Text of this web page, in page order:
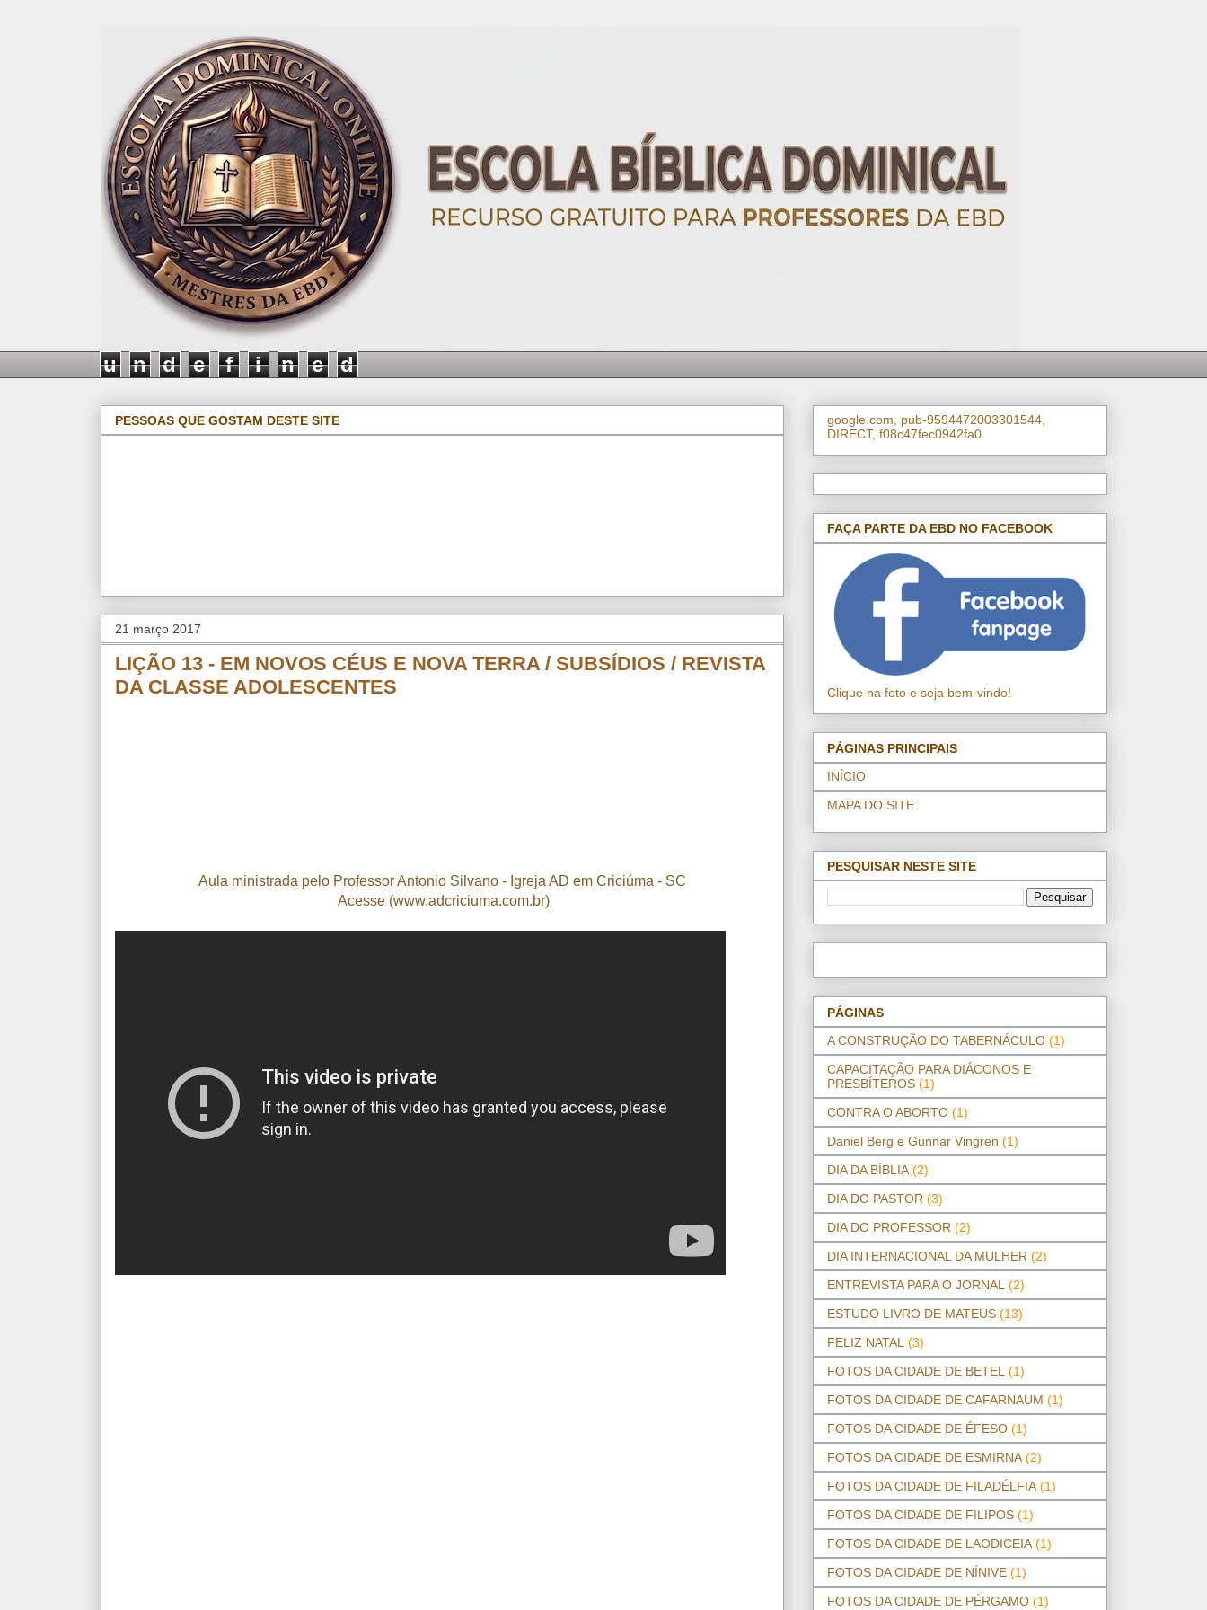
u n d e f i n e d
PESSOAS QUE GOSTAM DESTE SITE
21 março 2017
LIÇÃO 13 - EM NOVOS CÉUS E NOVA TERRA / SUBSÍDIOS / REVISTA
DA CLASSE ADOLESCENTES
Aula ministrada pelo Professor Antonio Silvano - Igreja AD em Criciúma - SC
Acesse (www.adcriciuma.com.br)
google.com, pub-9594472003301544,
DIRECT, f08c47fec0942fa0
FAÇA PARTE DA EBD NO FACEBOOK
Clique na foto e seja bem-vindo!
PÁGINAS PRINCIPAIS
INÍCIO
MAPA DO SITE
PESQUISAR NESTE SITE
PÁGINAS
A CONSTRUÇÃO DO TABERNÁCULO (1)
CAPACITAÇÃO PARA DIÁCONOS E
PRESBÍTEROS (1)
CONTRA O ABORTO (1)
Daniel Berg e Gunnar Vingren (1)
DIA DA BÍBLIA (2)
DIA DO PASTOR (3)
DIA DO PROFESSOR (2)
DIA INTERNACIONAL DA MULHER (2)
ENTREVISTA PARA O JORNAL (2)
ESTUDO LIVRO DE MATEUS (13)
FELIZ NATAL (3)
FOTOS DA CIDADE DE BETEL (1)
FOTOS DA CIDADE DE CAFARNAUM (1)
FOTOS DA CIDADE DE ÉFESO (1)
FOTOS DA CIDADE DE ESMIRNA (2)
FOTOS DA CIDADE DE FILADÉLFIA (1)
FOTOS DA CIDADE DE FILIPOS (1)
FOTOS DA CIDADE DE LAODICEIA (1)
FOTOS DA CIDADE DE NÍNIVE (1)
FOTOS DA CIDADE DE PÉRGAMO (1)